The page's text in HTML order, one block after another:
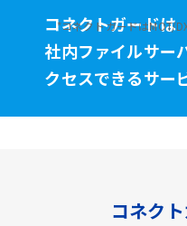
コネクトガードは
社内ファイルサー
クセスできるサー
*コネクトガードはMOT/
コネク